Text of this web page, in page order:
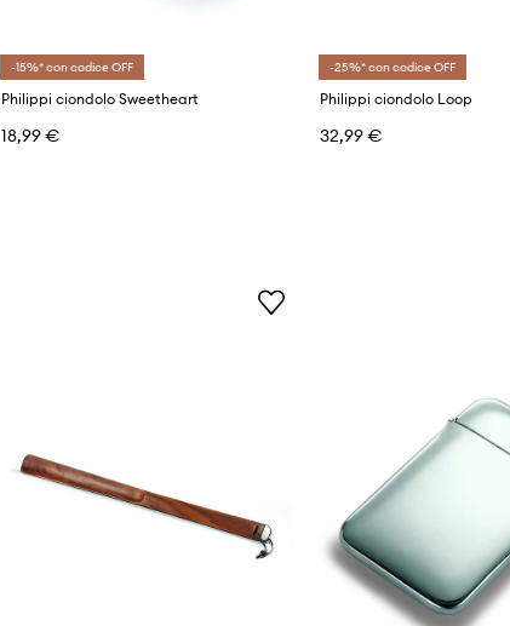
-15%* con codice OFF
Philippi ciondolo Sweetheart
18,99 €
-25%* con codice OFF
Philippi ciondolo Loop
32,99 €